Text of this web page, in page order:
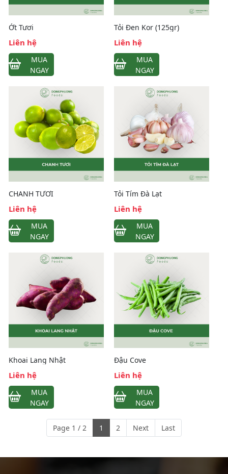
Ớt Tươi
Liên hệ
MUA
NGAY
Tỏi Đen Kor (125gr)
Liên hệ
MUA
NGAY
CHANH TƯƠI
Liên hệ
MUA
NGAY
Tỏi Tím Đà Lạt
Liên hệ
MUA
NGAY
Khoai Lang Nhật
Liên hệ
MUA
NGAY
Đậu Cove
Liên hệ
MUA
NGAY
Page 1 / 2 1 2 Next Last